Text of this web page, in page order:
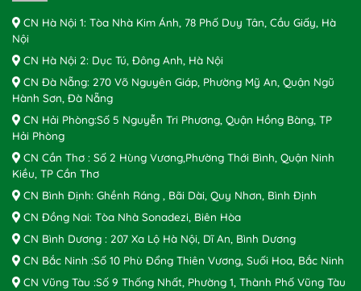
CN Hà Nội 1: Tòa Nhà Kim Ánh, 78 Phố Duy Tân, Cầu Giấy, Hà
Nội
CN Hà Nội 2: Dục Tú, Đông Anh, Hà Nội
CN Đà Nẵng: 270 Võ Nguyên Giáp, Phường Mỹ An, Quận Ngũ
Hành Sơn, Đà Nẵng
CN Hải Phòng:Số 5 Nguyễn Tri Phương, Quận Hồng Bàng, TP
Hải Phòng
CN Cần Thơ : Số 2 Hùng Vương,Phường Thới Bình, Quận Ninh
Kiều, TP Cần Thơ
CN Bình Định: Ghềnh Ráng , Bãi Dài, Quy Nhơn, Bình Định
CN Đồng Nai: Tòa Nhà Sonadezi, Biên Hòa
CN Bình Dương : 207 Xa Lộ Hà Nội, Dĩ An, Bình Dương
CN Bắc Ninh :Số 10 Phù Đổng Thiên Vương, Suối Hoa, Bắc Ninh
CN Vũng Tàu :Số 9 Thống Nhất, Phường 1, Thành Phố Vũng Tàu